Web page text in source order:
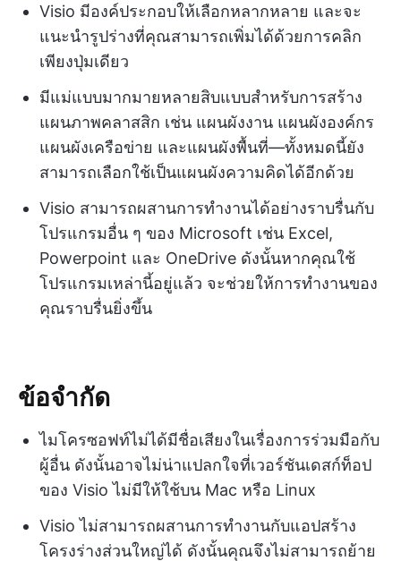
Visio มีองค์ประกอบให้เลือกหลากหลาย และจะ
แนะนำรูปร่างที่คุณสามารถเพิ่มได้ด้วยการคลิก
เพียงปุ่มเดียว
มีแม่แบบมากมายหลายสิบแบบสำหรับการสร้าง
แผนภาพคลาสสิก เช่น แผนผังงาน แผนผังองค์กร
แผนผังเครือข่าย และแผนผังพื้นที่—ทั้งหมดนี้ยัง
สามารถเลือกใช้เป็นแผนผังความคิดได้อีกด้วย
Visio สามารถผสานการทำงานได้อย่างราบรื่นกับ
โปรแกรมอื่น ๆ ของ Microsoft เช่น Excel,
Powerpoint และ OneDrive ดังนั้นหากคุณใช้
โปรแกรมเหล่านี้อยู่แล้ว จะช่วยให้การทำงานของ
คุณราบรื่นยิ่งขึ้น
ข้อจำกัด
ไมโครซอฟท์ไม่ได้มีชื่อเสียงในเรื่องการร่วมมือกับ
ผู้อื่น ดังนั้นอาจไม่น่าแปลกใจที่เวอร์ชันเดสก์ท็อป
ของ Visio ไม่มีให้ใช้บน Mac หรือ Linux
Visio ไม่สามารถผสานการทำงานกับแอปสร้าง
โครงร่างส่วนใหญ่ได้ ดังนั้นคุณจึงไม่สามารถย้าย